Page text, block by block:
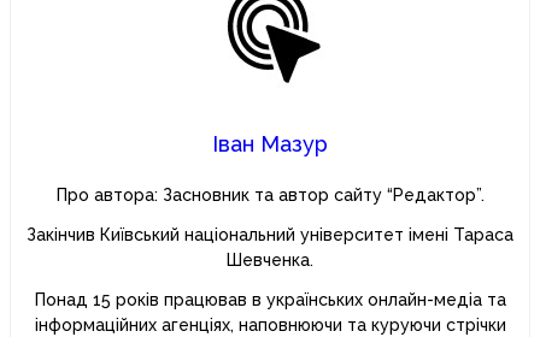
Іван Мазур
Про автора: Засновник та автор сайту “Редактор”.
Закінчив Київський національний університет імені Тараса
Шевченка.
Понад 15 років працював в українських онлайн-медіа та
інформаційних агенціях, наповнюючи та куруючи стрічки